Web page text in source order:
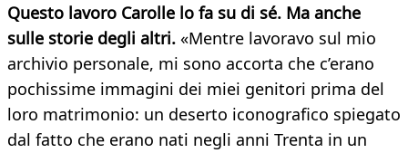
Questo lavoro Carolle lo fa su di sé. Ma anche
sulle storie degli altri. «Mentre lavoravo sul mio
archivio personale, mi sono accorta che c’erano
pochissime immagini dei miei genitori prima del
loro matrimonio: un deserto iconografico spiegato
dal fatto che erano nati negli anni Trenta in un